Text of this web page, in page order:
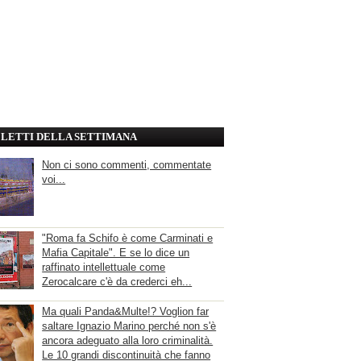
DELLA SETTIMANA
Non ci sono commenti, commentate
voi...
"Roma fa Schifo è come Carminati e
Mafia Capitale". E se lo dice un
raffinato intellettuale come
Zerocalcare c'è da crederci eh...
Ma quali Panda&Multe!? Voglion far
saltare Ignazio Marino perché non s'è
ancora adeguato alla loro criminalità.
Le 10 grandi discontinuità che fanno